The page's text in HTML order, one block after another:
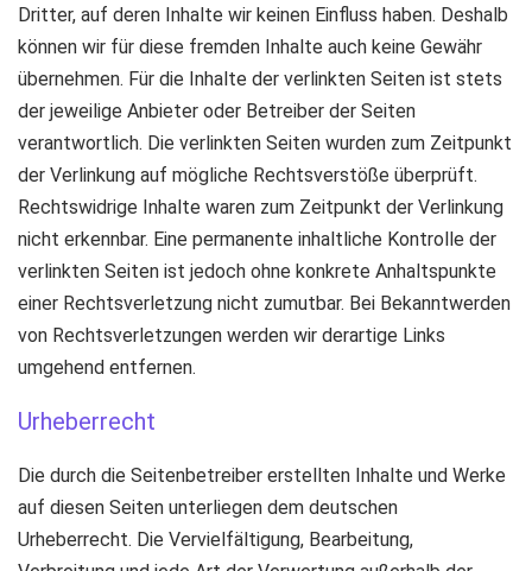
Dritter, auf deren Inhalte wir keinen Einfluss haben. Deshalb
können wir für diese fremden Inhalte auch keine Gewähr
übernehmen. Für die Inhalte der verlinkten Seiten ist stets
der jeweilige Anbieter oder Betreiber der Seiten
verantwortlich. Die verlinkten Seiten wurden zum Zeitpunkt
der Verlinkung auf mögliche Rechtsverstöße überprüft.
Rechtswidrige Inhalte waren zum Zeitpunkt der Verlinkung
nicht erkennbar. Eine permanente inhaltliche Kontrolle der
verlinkten Seiten ist jedoch ohne konkrete Anhaltspunkte
einer Rechtsverletzung nicht zumutbar. Bei Bekanntwerden
von Rechtsverletzungen werden wir derartige Links
umgehend entfernen.
Urheberrecht
Die durch die Seitenbetreiber erstellten Inhalte und Werke
auf diesen Seiten unterliegen dem deutschen
Urheberrecht. Die Vervielfältigung, Bearbeitung,